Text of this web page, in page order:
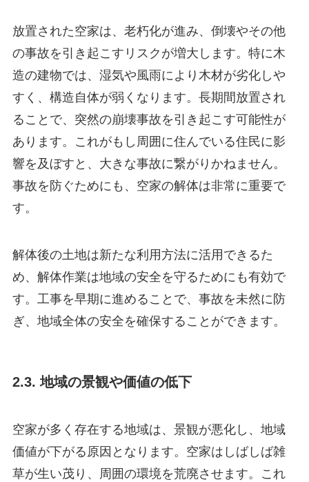
放置された空家は、老朽化が進み、倒壊やその他
の事故を引き起こすリスクが増大します。特に木
造の建物では、湿気や風雨により木材が劣化しや
すく、構造自体が弱くなります。長期間放置され
ることで、突然の崩壊事故を引き起こす可能性が
あります。これがもし周囲に住んでいる住民に影
響を及ぼすと、大きな事故に繋がりかねません。
事故を防ぐためにも、空家の解体は非常に重要で
す。
解体後の土地は新たな利用方法に活用できるた
め、解体作業は地域の安全を守るためにも有効で
す。工事を早期に進めることで、事故を未然に防
ぎ、地域全体の安全を確保することができます。
2.3. 地域の景観や価値の低下
空家が多く存在する地域は、景観が悪化し、地域
価値が下がる原因となります。空家はしばしば雑
草が生い茂り、周囲の環境を荒廃させます。これ